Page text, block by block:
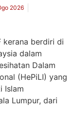
2026
kerana berdiri di
dalam
Dalam
(HePiLI) yang
Islam
Lumpur, dari